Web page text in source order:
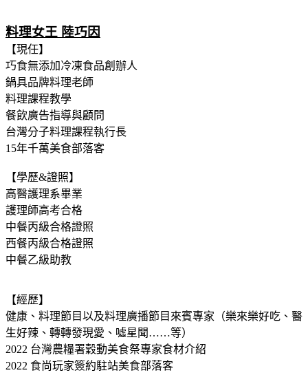
料理女王 陸巧因
【現任】
巧食無添加冷凍食品創辦人
鍋具品牌料理老師
料理課程教學
餐飲廣告指導與顧問
台灣分子料理課程執行長
15年千萬美食部落客
【學歷&證照】
高醫護理系畢業
護理師高考合格
中餐丙級合格證照
西餐丙級合格證照
中餐乙級助教
【經歷】
健康、料理節目以及料理廣播節目來賓專家（樂來樂好吃、醫
生好辣、轉轉發現愛、噓星聞……等）
2022 台灣農糧署穀動美食祭專家食材介紹
2022 食尚玩家簽約駐站美食部落客